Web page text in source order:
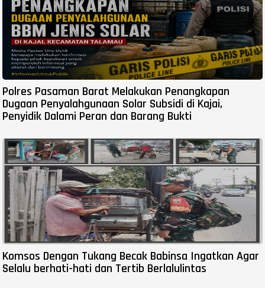
Polres Pasaman Barat Melakukan Penangkapan
Dugaan Penyalahgunaan Solar Subsidi di Kajai,
Penyidik Dalami Peran dan Barang Bukti
Komsos Dengan Tukang Becak Babinsa Ingatkan Agar
Selalu berhati-hati dan Tertib Berlalulintas